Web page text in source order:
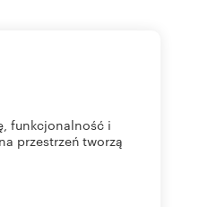
funkcjonalność i
przestrzeń tworzą